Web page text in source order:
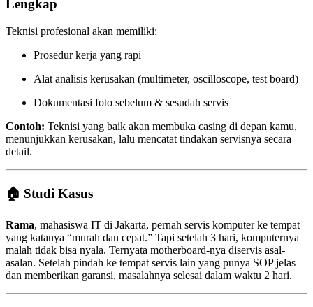
Lengkap
Teknisi profesional akan memiliki:
Prosedur kerja yang rapi
Alat analisis kerusakan (multimeter, oscilloscope, test board)
Dokumentasi foto sebelum & sesudah servis
Contoh: Teknisi yang baik akan membuka casing di depan kamu,
menunjukkan kerusakan, lalu mencatat tindakan servisnya secara
detail.
🏠 Studi Kasus
Rama, mahasiswa IT di Jakarta, pernah servis komputer ke tempat
yang katanya “murah dan cepat.” Tapi setelah 3 hari, komputernya
malah tidak bisa nyala. Ternyata motherboard-nya diservis asal-
asalan. Setelah pindah ke tempat servis lain yang punya SOP jelas
dan memberikan garansi, masalahnya selesai dalam waktu 2 hari.